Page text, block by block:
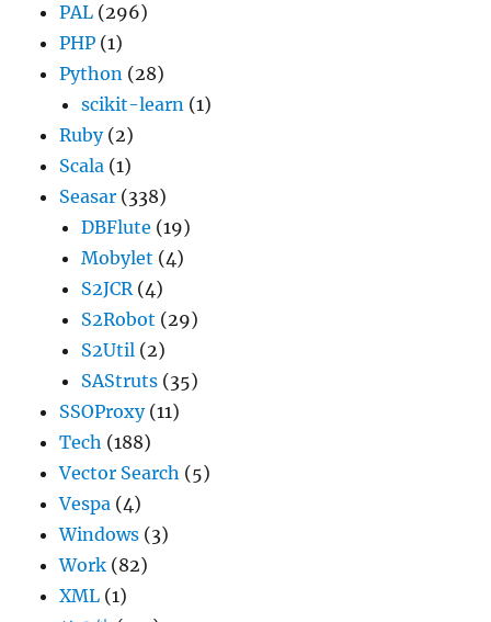
PAL (296)
PHP (1)
Python (28)
scikit-learn (1)
Ruby(2)
Scala (1)
Seasar (338)
DBFlute (19)
Mobylet (4)
S2JCR(4)
S2Robot (29)
S2Util (2)
SAStruts (35)
SSOProxy(11)
Tech (188)
Vector Search (5)
Vespa (4)
Windows (3)
Work (82)
XML (1)